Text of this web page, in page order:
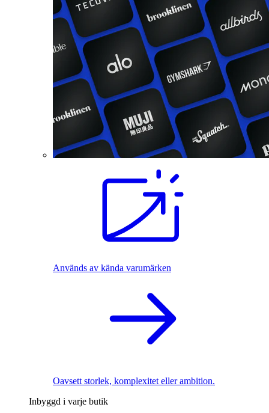
Används av kända varumärken
Oavsett storlek, komplexitet eller ambition.
Inbyggd i varje butik